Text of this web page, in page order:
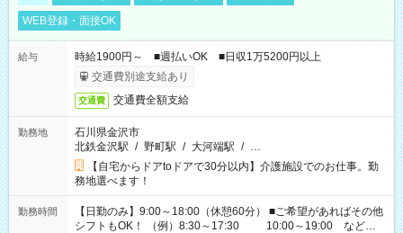
WEB登録・面接OK
給与
時給1900円～ ■週払いOK ■日収1万5200円以上
交通費別途支給あり
交通費 交通費全額支給
勤務地
石川県金沢市
北鉄金沢駅 / 野町駅 / 大河端駅 / …
【自宅からドアtoドアで30分以内】介護施設でのお仕事。勤
務地選べます！
勤務時間
【日勤のみ】9:00～18:00（休憩60分） ■ご希望があればその他
シフトもOK！ （例）8:30～17:30 10:00～19:00 など